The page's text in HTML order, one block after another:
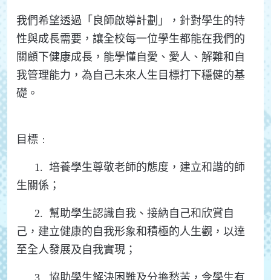
我們希望透過「良師啟導計劃」，針對學生的特
性與成長需要，讓全校每一位學生都能在我們的
關顧下健康成長，能學懂自愛、愛人、解難和自
我管理能力，為自己未來人生目標打下穩健的基
礎。
目標﹕
1. 培養學生尊敬老師的態度，建立和諧的師
生關係；
2. 幫助學生認識自我、接納自己和欣賞自
己，建立健康的自我形象和積極的人生觀，以達
至全人發展及自我實現；
3. 協助學生解決困難及分擔愁苦，令學生有